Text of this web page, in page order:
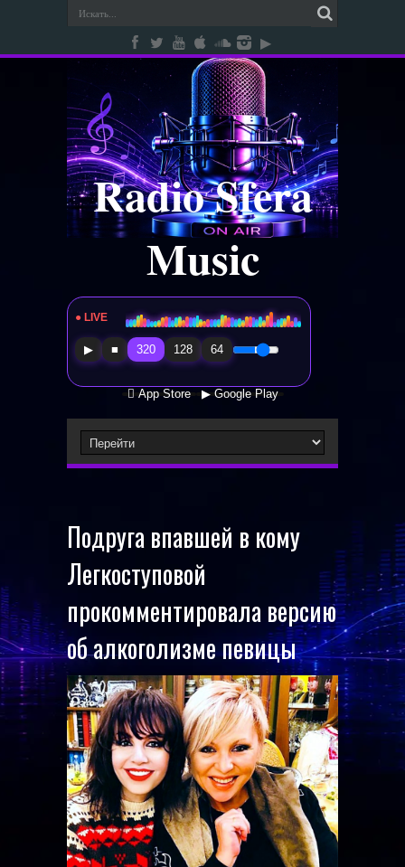
Radio Sfera
Music
● LIVE Radio Sfera Music
▶ ■ 320 128 64
 App Store ▶ Google Play
Подруга впавшей в кому
Легкоступовой
прокомментировала версию
об алкоголизме певицы